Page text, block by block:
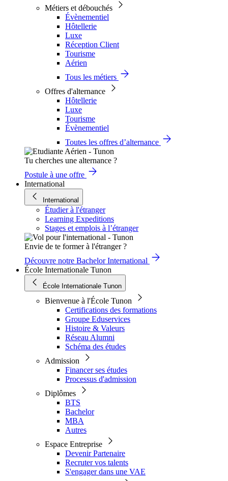
Métiers et débouchés
Évènementiel
Hôtellerie
Luxe
Réception Client
Tourisme
Aérien
Tous les métiers
Offres d'alternance
Hôtellerie
Luxe
Tourisme
Évènementiel
Toutes les offres d’alternance
Tu cherches une alternance ?
Postule à une offre
International
International
Étudier à l'étranger
Learning Expeditions
Stages et emplois à l’étranger
Envie de te former à l'étranger ?
Découvre notre Bachelor International
École Internationale Tunon
École Internationale Tunon
Bienvenue à l'École Tunon
Certifications des formations
Groupe Eduservices
Histoire & Valeurs
Réseau Alumni
Schéma des études
Admission
Financer ses études
Processus d'admission
Diplômes
BTS
Bachelor
MBA
Autres
Espace Entreprise
Devenir Partenaire
Recruter vos talents
S'engager dans une VAE